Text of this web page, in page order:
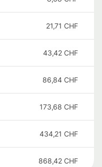
21,71 CHF
43,42 CHF
86,84 CHF
173,68 CHF
434,21 CHF
868,42 CHF